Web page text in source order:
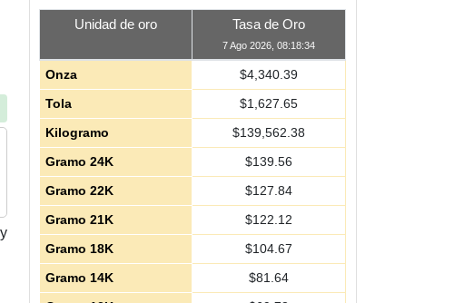
Unidad de oro Tasa de Oro
7 Ago 2026, 08:18:34
Onza $4,340.39
Tola
$1,627.65
Kilogramo
$139,562.38
Gramo 24K
$139.56
Gramo 22K
$127.84
Gramo 21K
$122.12
Gramo 18K
$104.67
Gramo 14K
$81.64